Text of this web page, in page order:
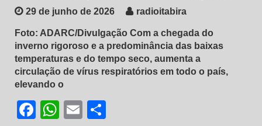
29 de junho de 2026 radioitabira
Foto: ADARC/Divulgação Com a chegada do
inverno rigoroso e a predominância das baixas
temperaturas e do tempo seco, aumenta a
circulação de vírus respiratórios em todo o país,
elevando o
Facebook
WhatsApp
Email